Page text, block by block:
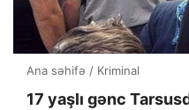
Ana səhifə / Kriminal
17 yaşlı gənc